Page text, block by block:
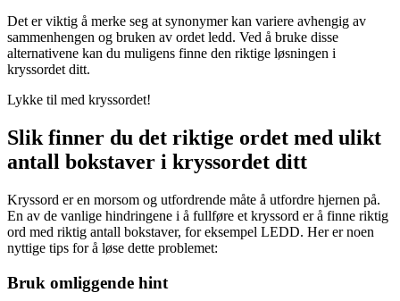
Det er viktig å merke seg at synonymer kan variere avhengig av
sammenhengen og bruken av ordet ledd. Ved å bruke disse
alternativene kan du muligens finne den riktige løsningen i
kryssordet ditt.
Lykke til med kryssordet!
Slik finner du det riktige ordet med ulikt
antall bokstaver i kryssordet ditt
Kryssord er en morsom og utfordrende måte å utfordre hjernen på.
En av de vanlige hindringene i å fullføre et kryssord er å finne riktig
ord med riktig antall bokstaver, for eksempel LEDD. Her er noen
nyttige tips for å løse dette problemet:
Bruk omliggende hint